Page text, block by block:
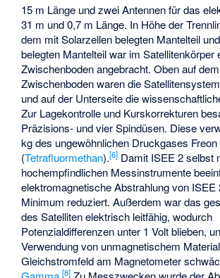
15 m Länge und zwei Antennen für das
31 m und 0,7 m Länge. In Höhe der
dem mit Solarzellen belegten Mantelteil
belegten Mantelteil war im Satellitenkörper
Zwischenboden angebracht. Oben auf dem
Zwischenboden waren die
und auf der Unterseite die
Zur Lagekontrolle und Kurskorrekturen
Präzisions- und vier Spindüsen. Diese
kg des ungewöhnlichen Druckgases Freon
(Tetrafluormethan).[6] Damit ISEE 2 selbst
hochempfindlichen Messinstrumente
elektromagnetische Abstrahlung von ISEE
Minimum reduziert. Außerdem war das
des Satelliten elektrisch leitfähig, wodurch
Potenzialdifferenzen unter 1 Volt blieben,
Verwendung von unmagnetischem
Gleichstromfeld am Magnetometer
[8]